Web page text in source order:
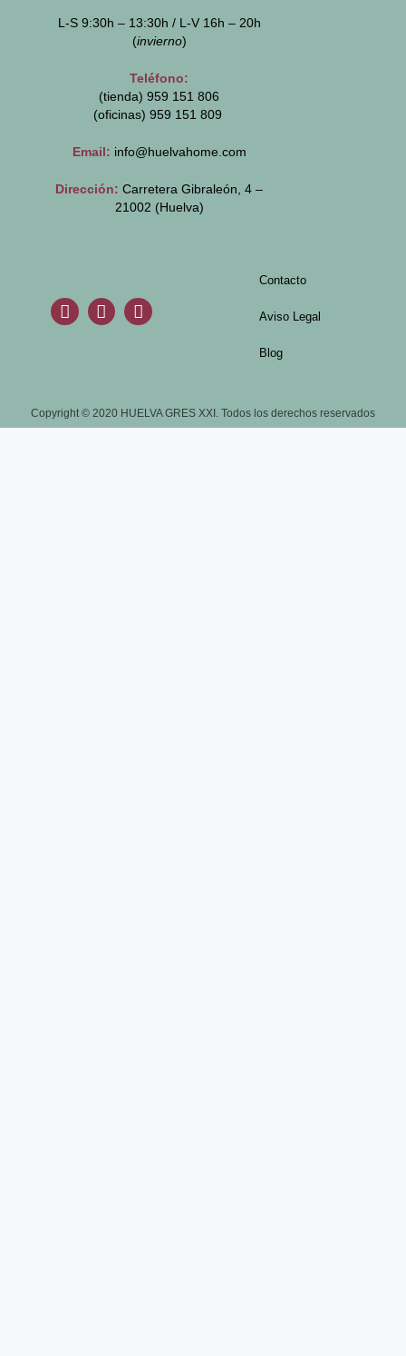
L-S 9:30h – 13:30h / L-V 16h – 20h
(invierno)
Teléfono:
(tienda) 959 151 806
(oficinas) 959 151 809
Email: info@huelvahome.com
Dirección: Carretera Gibraleón, 4 –
21002 (Huelva)
Contacto
Aviso Legal
Blog
Copyright © 2020 HUELVA GRES XXI. Todos los derechos reservados